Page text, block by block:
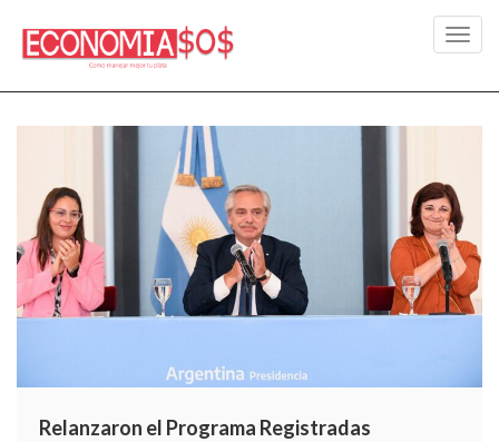
Relanzaron el Programa Registradas